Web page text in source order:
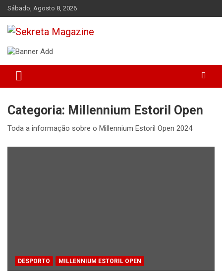
Skip
to
content
Sábado, Agosto 8, 2026
Sekreta Magazine
Categoria: Millennium Estoril Open
Toda a informação sobre o Millennium Estoril Open 2024
DESPORTO MILLENNIUM ESTORIL OPEN